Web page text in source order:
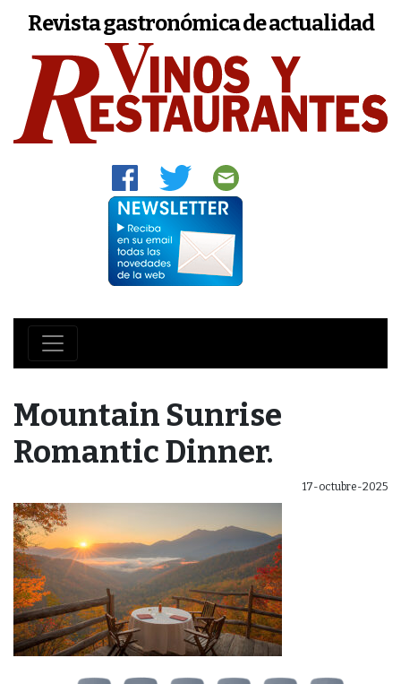
Revista gastronómica de actualidad
Mountain Sunrise
Romantic Dinner.
17-octubre-2025